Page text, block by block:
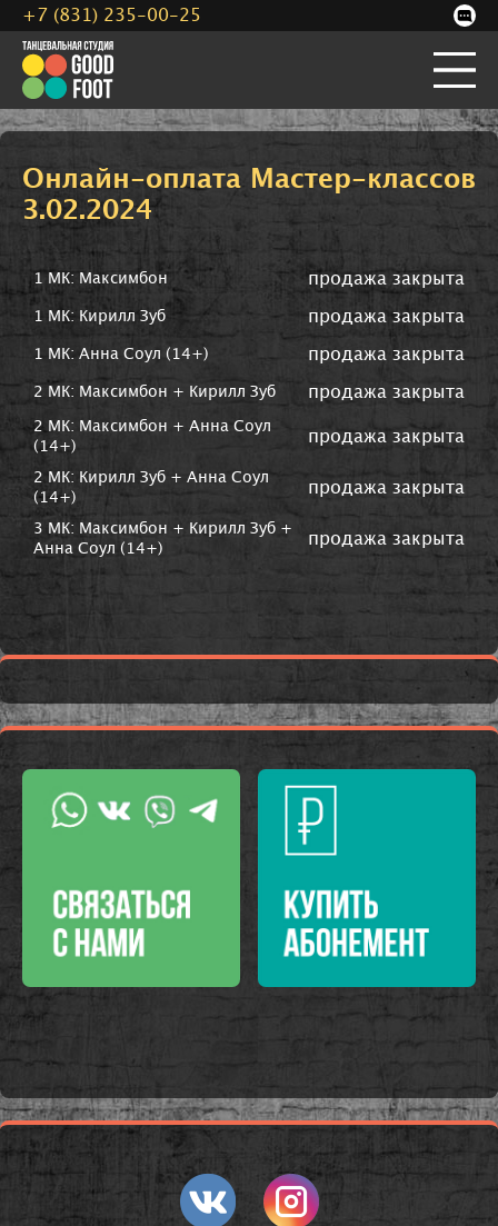
Онлайн-оплата Мастер-классов
3.02.2024
1 МК: Максимбон продажа закрыта
1 МК: Кирилл Зуб продажа закрыта
1 МК: Анна Соул (14+) продажа закрыта
2 МК: Максимбон + Кирилл Зуб продажа закрыта
2 МК: Максимбон + Анна Соул
(14+)
продажа закрыта
2 МК: Кирилл Зуб + Анна Соул
(14+)
продажа закрыта
3 МК: Максимбон + Кирилл Зуб +
Анна Соул (14+)
продажа закрыта
+7 (831) 235-00-25